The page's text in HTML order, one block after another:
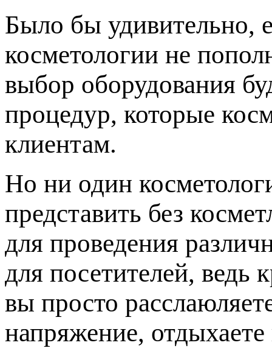
Было бы удивительно,
косметологии не
выбор оборудования
процедур, которые
клиентам.
Но ни один
представить без
для проведения
для посетителей, ведь
вы просто
напряжение,